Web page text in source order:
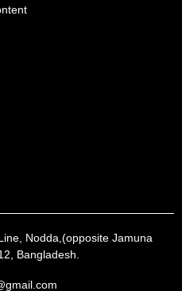
Nodda,(opposite Jamuna
Bangladesh.